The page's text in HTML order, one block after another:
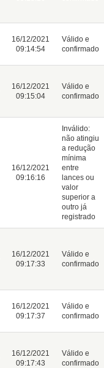
16/12/2021
09:14:54
Válido e
confirmado
16/12/2021
09:15:04
Válido e
confirmado
16/12/2021
09:16:16
Inválido:
não atingiu
a redução
mínima
entre
lances ou
valor
superior a
outro já
registrado
16/12/2021
09:17:33
Válido e
confirmado
16/12/2021
09:17:37
Válido e
confirmado
16/12/2021
09:17:43
Válido e
confirmado